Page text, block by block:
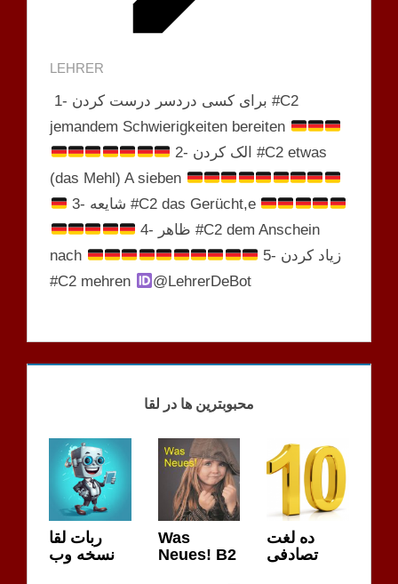
LEHRER
1- برای کسی دردسر درست کردن #C2
jemandem Schwierigkeiten bereiten
2- الک کردن #C2 etwas
(das Mehl) A sieben
3- شایعه #C2 das Gerücht,e
4- ظاهر #C2 dem Anschein
nach
5- زیاد کردن
#C2 mehren
@LehrerDeBot
محبوبترین ها در لقا
ربات لقا
نسخه وب
Was
Neues! B2
ده لغت
تصادفی